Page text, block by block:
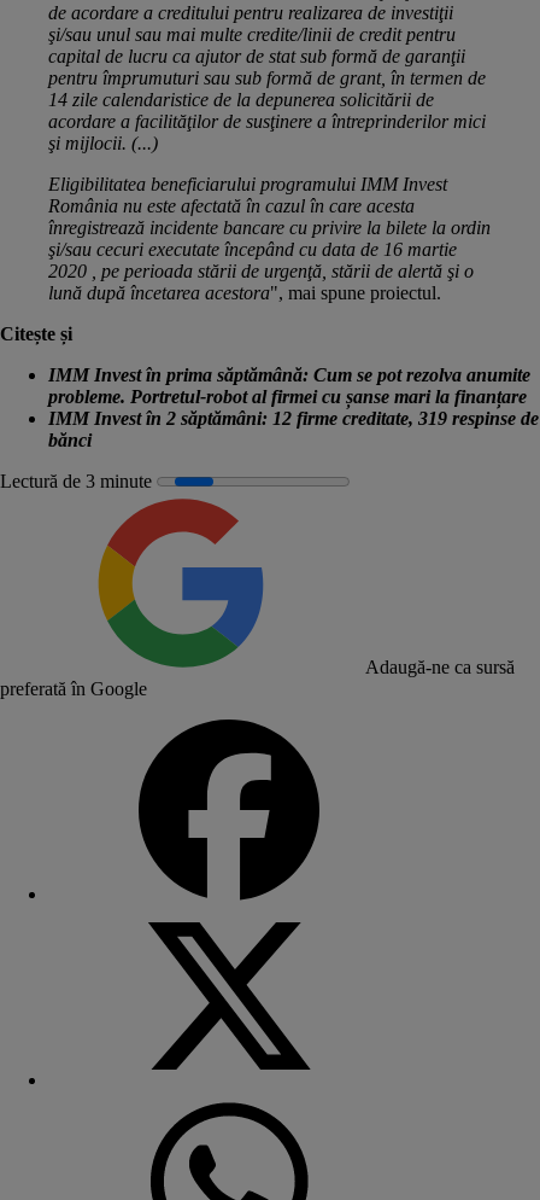
de acordare a creditului pentru realizarea de investiţii
şi/sau unul sau mai multe credite/linii de credit pentru
capital de lucru ca ajutor de stat sub formă de garanţii
pentru împrumuturi sau sub formă de grant, în termen de
14 zile calendaristice de la depunerea solicitării de
acordare a facilităţilor de susţinere a întreprinderilor mici
şi mijlocii. (...)
Eligibilitatea beneficiarului programului IMM Invest
România nu este afectată în cazul în care acesta
înregistrează incidente bancare cu privire la bilete la ordin
şi/sau cecuri executate începând cu data de 16 martie
2020 , pe perioada stării de urgenţă, stării de alertă şi o
lună după încetarea acestora", mai spune proiectul.
Citește și
IMM Invest în prima săptămână: Cum se pot rezolva anumite
probleme. Portretul-robot al firmei cu șanse mari la finanțare
IMM Invest în 2 săptămâni: 12 firme creditate, 319 respinse de
bănci
Lectură de 3 minute
Adaugă-ne ca sursă
preferată în Google